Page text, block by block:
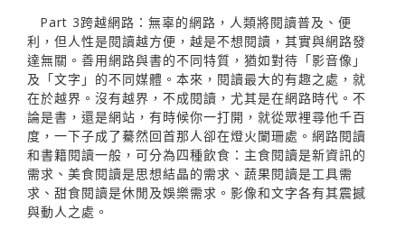
Part 3跨越網路：無辜的網路，人類將閱讀普及、便
利，但人性是閱讀越方便，越是不想閱讀，其實與網路發
達無關。善用網路與書的不同特質，猶如對待「影音像」
及「文字」的不同媒體。本來，閱讀最大的有趣之處，就
在於越界。沒有越界，不成閱讀，尤其是在網路時代。不
論是書，還是網站，有時候你一打開，就從眾裡尋他千百
度，一下子成了驀然回首那人卻在燈火闌珊處。網路閱讀
和書籍閱讀一般，可分為四種飲食：主食閱讀是新資訊的
需求、美食閱讀是思想結晶的需求、蔬果閱讀是工具需
求、甜食閱讀是休閒及娛樂需求。影像和文字各有其震撼
與動人之處。